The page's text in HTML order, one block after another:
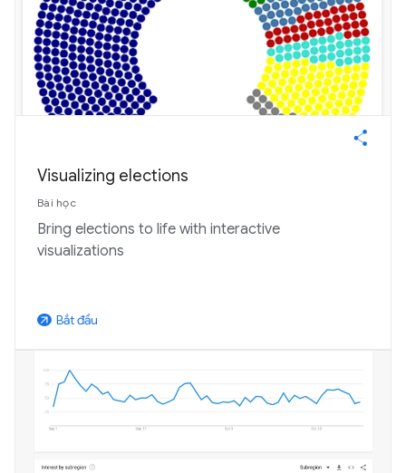
Visualizing elections
Bài học
Bring elections to life with interactive
visualizations
arrow_outward Bắt đầu